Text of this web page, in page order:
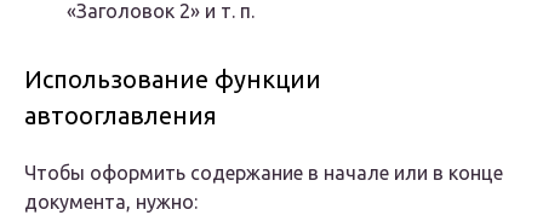
«Заголовок 2» и т. п.
Использование функции
автооглавления
Чтобы оформить содержание в начале или в конце
документа, нужно: